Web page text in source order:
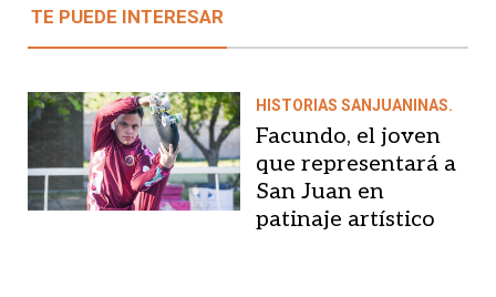
TE PUEDE INTERESAR
HISTORIAS SANJUANINAS.
Facundo, el joven
que representará a
San Juan en
patinaje artístico